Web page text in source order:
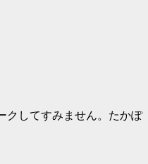
クしてすみません。たかぽ